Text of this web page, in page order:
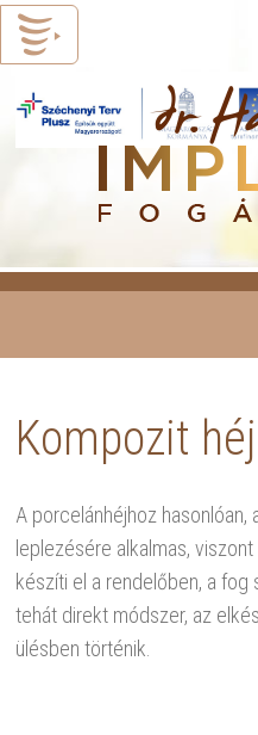
Kompozit
A porcelánhéjhoz
leplezésére alkalmas,
készíti el a rendelőben, a
tehát direkt módszer, az
ülésben történik.